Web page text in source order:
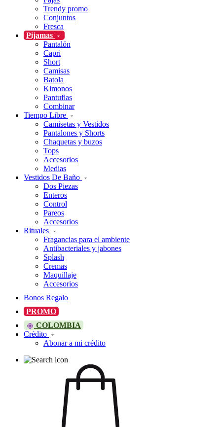
Trendy promo
Conjuntos
Fresca
Pijamas
Pantalón
Capri
Short
Camisas
Batola
Kimonos
Pantuflas
Combinar
Tiempo Libre
Camisetas y Vestidos
Pantalones y Shorts
Chaquetas y buzos
Tops
Accesorios
Medias
Vestidos De Baño
Dos Piezas
Enteros
Control
Pareos
Accesorios
Rituales
Fragancias para el ambiente
Antibacteriales y jabones
Splash
Cremas
Maquillaje
Accesorios
Bonos Regalo
PROMO
COLOMBIA
Crédito
Abonar a mi crédito